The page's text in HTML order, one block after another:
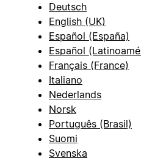
Deutsch
English (UK)
Español (España)
Español
Français (France)
Italiano
Nederlands
Norsk
Português (Brasil)
Suomi
Svenska